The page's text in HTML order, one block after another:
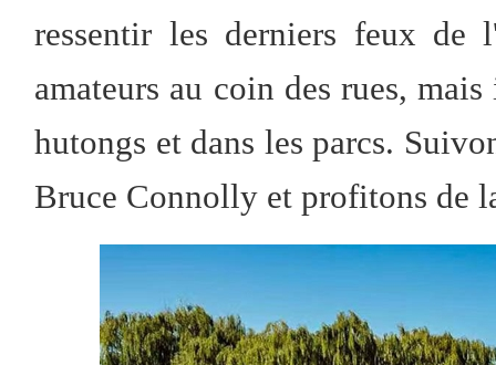
ressentir les derniers feux de
amateurs au coin des rues,
hutongs et dans les parcs.
Bruce Connolly et profitons de